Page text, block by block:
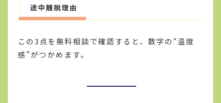
途中離脱理由
この3点を無料相談で確認すると、数字の“温度
感”がつかめます。